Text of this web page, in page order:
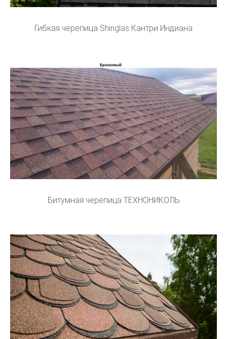
Гибкая черепица Shinglas Кантри Индиана
Битумная черепица ТЕХНОНИКОЛЬ